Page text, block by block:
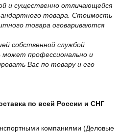
и существенно отличающейся
товара. Стоимость
товара оговариваются
собственной службой
профессионально и
Вас по товару и его
по всей России и СНГ
компаниями (Деловые